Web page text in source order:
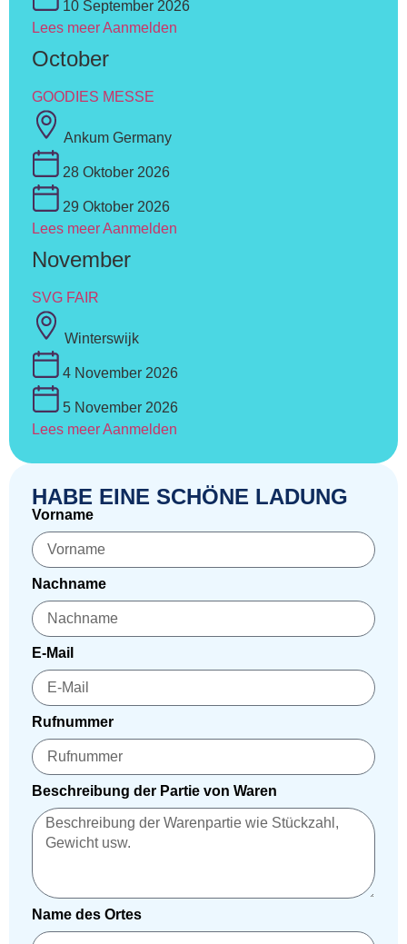
10 September 2026
Lees meerAanmelden
October
GOODIES MESSE
Ankum Germany
28 Oktober 2026
29 Oktober 2026
Lees meerAanmelden
November
SVG FAIR
Winterswijk
4 November 2026
5 November 2026
Lees meerAanmelden
HABE EINE SCHÖNE LADUNG
Vorname
Nachname
E-Mail
Rufnummer
Beschreibung der Partie von Waren
Name des Ortes